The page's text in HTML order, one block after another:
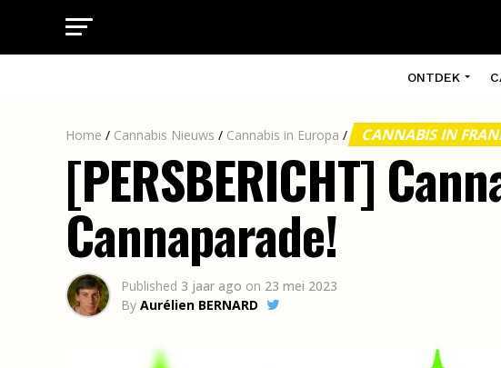
ONTDEK
Home / Cannabis Nieuws / Cannabis in Europa / CANNABIS IN
[PERSBERICHT]
Cannaparade!
Published 3 jaar ago on 23 mei 2023
By Aurélien BERNARD